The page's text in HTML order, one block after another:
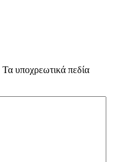
Τα υποχρεωτικά πεδία